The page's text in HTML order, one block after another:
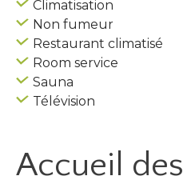
Climatisation
Non fumeur
Restaurant climatisé
Room service
Sauna
Télévision
Accueil des